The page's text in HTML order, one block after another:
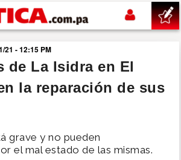
principal
21 - 12:15 PM
de La Isidra en El
la reparación de sus
grave y no pueden
el mal estado de las mismas.